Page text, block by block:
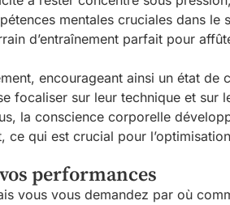
mentales cruciales dans le
d’entraînement parfait pour
encourageant ainsi un état
focaliser sur leur technique et sur
la conscience corporelle
qui est crucial pour
performances
vous vous demandez par où